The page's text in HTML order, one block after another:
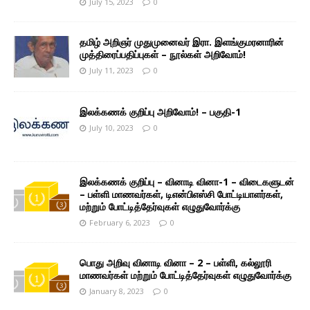
தமிழ் அறிஞர் முதுமுனைவர் இரா. இளங்குமரனாரின்
முத்திரைப்பதிப்புகள் – நூல்கள் அறிவோம்!
July 11, 2023 0
இலக்கணக் குறிப்பு அறிவோம்! – பகுதி-1
July 10, 2023 0
இலக்கணக் குறிப்பு – வினாடி வினா-1 – விடைகளுடன்
– பள்ளி மாணவர்கள், டிஎன்பிஎஸ்சி போட்டியாளர்கள்,
மற்றும் போட்டித்தேர்வுகள் எழுதுவோர்க்கு
February 6, 2023 0
பொது அறிவு வினாடி வினா – 2 – பள்ளி, கல்லூரி
மாணவர்கள் மற்றும் போட்டித்தேர்வுகள் எழுதுவோர்க்கு
January 8, 2023 0